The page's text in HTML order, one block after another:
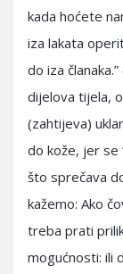
kada hoćete
iza lakata
do iza
dijelova tijela,
(zahtijeva)
do kože, jer se
što sprečava
kažemo: Ako
treba prati
mogućnosti: ili